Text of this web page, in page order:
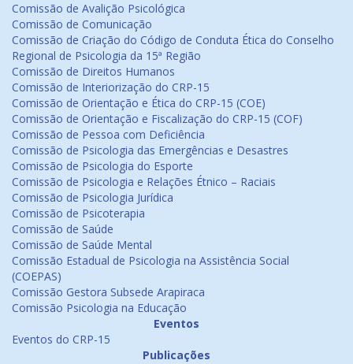
Comissão de Avalição Psicológica
Comissão de Comunicação
Comissão de Criação do Código de Conduta Ética do Conselho
Regional de Psicologia da 15ª Região
Comissão de Direitos Humanos
Comissão de Interiorização do CRP-15
Comissão de Orientação e Ética do CRP-15 (COE)
Comissão de Orientação e Fiscalização do CRP-15 (COF)
Comissão de Pessoa com Deficiência
Comissão de Psicologia das Emergências e Desastres
Comissão de Psicologia do Esporte
Comissão de Psicologia e Relações Étnico – Raciais
Comissão de Psicologia Jurídica
Comissão de Psicoterapia
Comissão de Saúde
Comissão de Saúde Mental
Comissão Estadual de Psicologia na Assistência Social
(COEPAS)
Comissão Gestora Subsede Arapiraca
Comissão Psicologia na Educação
Eventos
Eventos do CRP-15
Publicações